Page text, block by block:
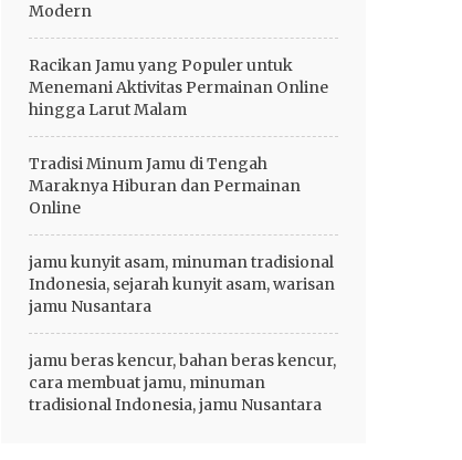
Modern
Racikan Jamu yang Populer untuk
Menemani Aktivitas Permainan Online
hingga Larut Malam
Tradisi Minum Jamu di Tengah
Maraknya Hiburan dan Permainan
Online
jamu kunyit asam, minuman tradisional
Indonesia, sejarah kunyit asam, warisan
jamu Nusantara
jamu beras kencur, bahan beras kencur,
cara membuat jamu, minuman
tradisional Indonesia, jamu Nusantara